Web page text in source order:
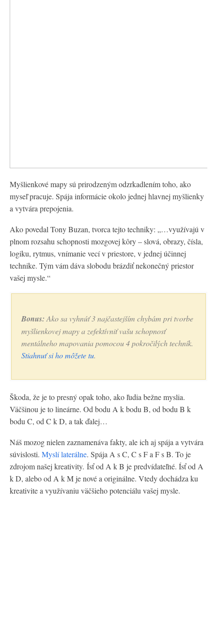
Myšlienkové mapy sú prirodzeným odzrkadlením toho, ako
myseľ pracuje. Spája informácie okolo jednej hlavnej myšlienky
a vytvára prepojenia.
Ako povedal Tony Buzan, tvorca tejto techniky: „…využívajú v
plnom rozsahu schopnosti mozgovej kôry – slová, obrazy, čísla,
logiku, rytmus, vnímanie vecí v priestore, v jednej účinnej
technike. Tým vám dáva slobodu brázdiť nekonečný priestor
vašej mysle.“
Bonus: Ako sa vyhnúť 3 najčastejším chybám pri tvorbe
myšlienkovej mapy a zefektívniť vašu schopnosť
mentálneho mapovania pomocou 4 pokročilých techník.
Stiahnuť si ho môžete tu.
Škoda, že je to presný opak toho, ako ľudia bežne myslia.
Väčšinou je to lineárne. Od bodu A k bodu B, od bodu B k
bodu C, od C k D, a tak ďalej…
Náš mozog nielen zaznamenáva fakty, ale ich aj spája a vytvára
súvislosti. Myslí laterálne. Spája A s C, C s F a F s B. To je
zdrojom našej kreativity. Ísť od A k B je predvídateľné. Ísť od A
k D, alebo od A k M je nové a originálne. Vtedy dochádza ku
kreativite a využívaniu väčšieho potenciálu vašej mysle.